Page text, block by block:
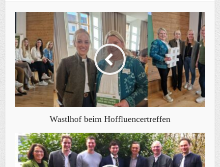
Wastlhof beim Hoffluencertreffen